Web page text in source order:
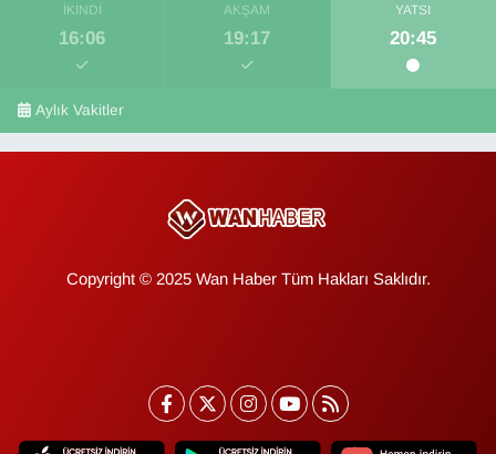
İKINDI
16:06
AKŞAM
19:17
YATSI
20:45
Aylık Vakitler
Copyright © 2025 Wan Haber Tüm Hakları Saklıdır.